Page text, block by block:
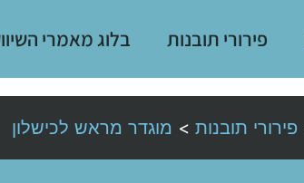
פירורי תובנות בלוג מאמרי
פירורי תובנות > מוגדר מראש לכישלון